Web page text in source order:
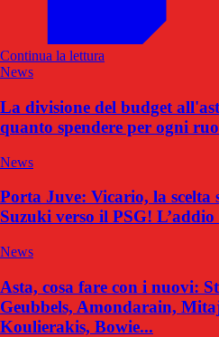
Continua la lettura
News
La divisione del budget
quanto spendere per ogni
News
Porta Juve: Vicario, la scelta
Suzuki verso il PSG!
News
Asta, cosa fare con i nuovi:
Geubbels, Amondarain,
Koulierakis, Bowie...